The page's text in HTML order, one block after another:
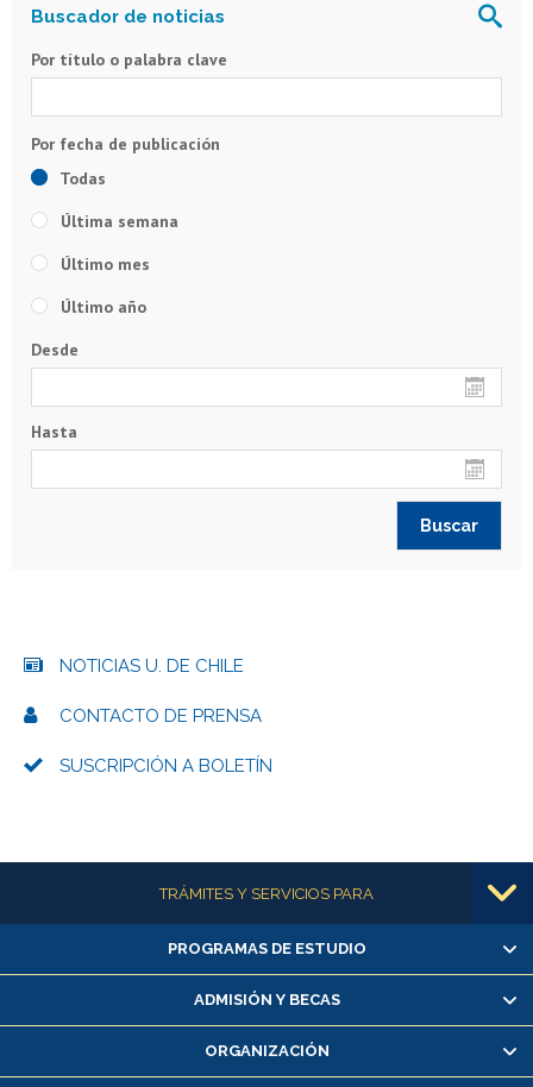
Por título o palabra clave
Todas
Última semana
Último mes
Último año
Desde
Hasta
NOTICIAS U. DE CHILE
CONTACTO DE PRENSA
SUSCRIPCIÓN A BOLETÍN
Más informaciónTRÁMITES Y SERVICIOS PARA
Alumnas/os y exalumnas/os
Matrícula en línea
Inscripción y cambio de asignaturas
Consulta y certificado de notas
PROGRAMAS DE ESTUDIO
ADMISIÓN Y BECAS
ORGANIZACIÓN